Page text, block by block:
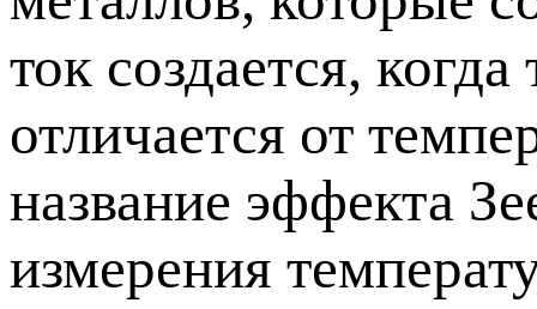
ток создается,
отличается от
название эффекта
измерения